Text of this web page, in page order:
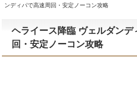
ンディパで高速周回・安定ノーコン攻略
ヘライース降臨 ヴェルダンデ
回・安定ノーコン攻略